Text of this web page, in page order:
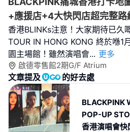
+應援店+4大快閃店超完整
香港BLINKs注意！大家期待已久
TOUR IN HONG KONG 終於喺1
園主場館！雖然演唱會... 更多
啟德零售館2期G/F Atrium
文章提及 的好去處
BLACKPINK
POP-UP
香港演唱會快